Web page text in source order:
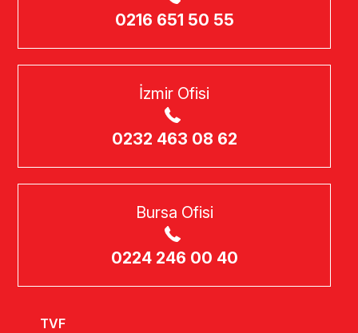
0216 651 50 55
İzmir Ofisi
0232 463 08 62
Bursa Ofisi
0224 246 00 40
TVF